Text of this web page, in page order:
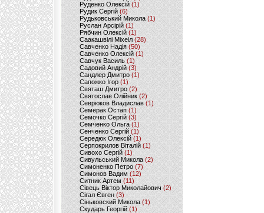
Руденко Олексій(1)
Рудик Сергій(6)
Рудьковський Микола (1)
Руслан Арсірій(1)
Рябчин Олексій (1)
Саакашвілі Міхеіл(28)
Савченко Надія (50)
Савченко Олексій(1)
Савчук Василь (1)
Садовий Андрій (3)
Сандлер Дмитро(1)
Сапожко Ігор(1)
Святаш Дмитро (2)
Святослав Олійник (2)
Севрюков Владислав (1)
Семерак Остап (1)
Семочко Сергій (3)
Семченко Ольга (1)
Сенченко Сергій(1)
Середюк Олексій(1)
Серпокрилов Віталій(1)
Сивохо Сергій(1)
Сивульський Микола(2)
Симоненко Петро(7)
Симонов Вадим (12)
Ситник Артем(11)
Сівець Віктор Миколайович(2)
Сігал Євген (3)
Сіньковский Микола(1)
Скударь Георгій (1)